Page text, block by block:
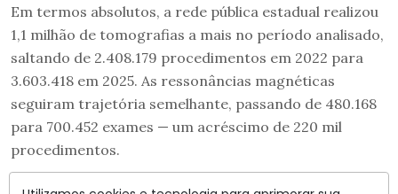
Em termos absolutos, a rede pública estadual realizou
1,1 milhão de tomografias a mais no período analisado,
saltando de 2.408.179 procedimentos em 2022 para
3.603.418 em 2025. As ressonâncias magnéticas
seguiram trajetória semelhante, passando de 480.168
para 700.452 exames — um acréscimo de 220 mil
procedimentos.
O secretário de Saúde do estado, Eleuses Paiva